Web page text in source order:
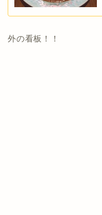
外の看板！！